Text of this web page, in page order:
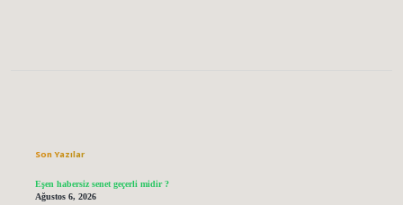
Son Yazılar
Eşen habersiz senet geçerli midir ?
Ağustos 6, 2026